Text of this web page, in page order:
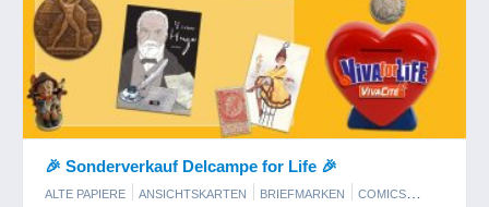
🎉 Sonderverkauf Delcampe for Life 🎉
ALTE PAPIERE ANSICHTSKARTEN BRIEFMARKEN
COMICS